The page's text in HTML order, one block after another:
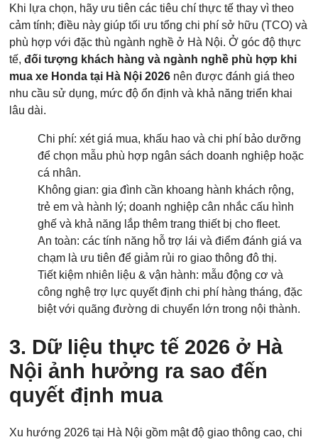
Khi lựa chọn, hãy ưu tiên các tiêu chí thực tế thay vì theo
cảm tính; điều này giúp tối ưu tổng chi phí sở hữu (TCO) và
phù hợp với đặc thù ngành nghề ở Hà Nội. Ở góc độ thực
tế, đối tượng khách hàng và ngành nghề phù hợp khi
mua xe Honda tại Hà Nội 2026 nên được đánh giá theo
nhu cầu sử dụng, mức độ ổn định và khả năng triển khai
lâu dài.
Chi phí: xét giá mua, khấu hao và chi phí bảo dưỡng
để chọn mẫu phù hợp ngân sách doanh nghiệp hoặc
cá nhân.
Không gian: gia đình cần khoang hành khách rộng,
trẻ em và hành lý; doanh nghiệp cân nhắc cấu hình
ghế và khả năng lắp thêm trang thiết bị cho fleet.
An toàn: các tính năng hỗ trợ lái và điểm đánh giá va
chạm là ưu tiên để giảm rủi ro giao thông đô thị.
Tiết kiệm nhiên liệu & vận hành: mẫu động cơ và
công nghệ trợ lực quyết định chi phí hàng tháng, đặc
biệt với quãng đường di chuyển lớn trong nội thành.
3. Dữ liệu thực tế 2026 ở Hà
Nội ảnh hưởng ra sao đến
quyết định mua
Xu hướng 2026 tại Hà Nội gồm mật độ giao thông cao, chi